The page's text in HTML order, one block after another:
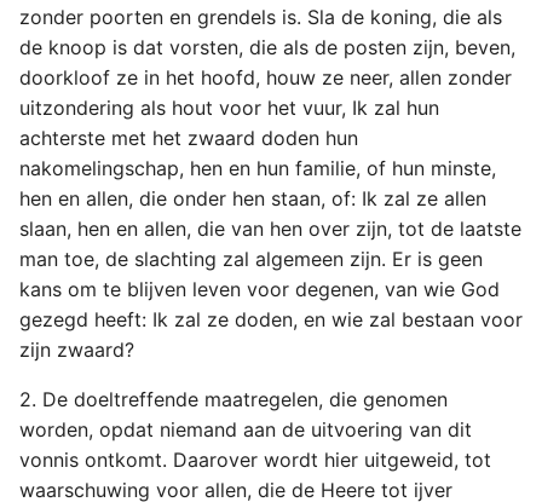
zonder poorten en grendels is. Sla de koning, die als
de knoop is dat vorsten, die als de posten zijn, beven,
doorkloof ze in het hoofd, houw ze neer, allen zonder
uitzondering als hout voor het vuur, Ik zal hun
achterste met het zwaard doden hun
nakomelingschap, hen en hun familie, of hun minste,
hen en allen, die onder hen staan, of: Ik zal ze allen
slaan, hen en allen, die van hen over zijn, tot de laatste
man toe, de slachting zal algemeen zijn. Er is geen
kans om te blijven leven voor degenen, van wie God
gezegd heeft: Ik zal ze doden, en wie zal bestaan voor
zijn zwaard?
2. De doeltreffende maatregelen, die genomen
worden, opdat niemand aan de uitvoering van dit
vonnis ontkomt. Daarover wordt hier uitgeweid, tot
waarschuwing voor allen, die de Heere tot ijver